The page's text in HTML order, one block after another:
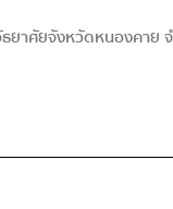
ยจังหวัดหนองคาย